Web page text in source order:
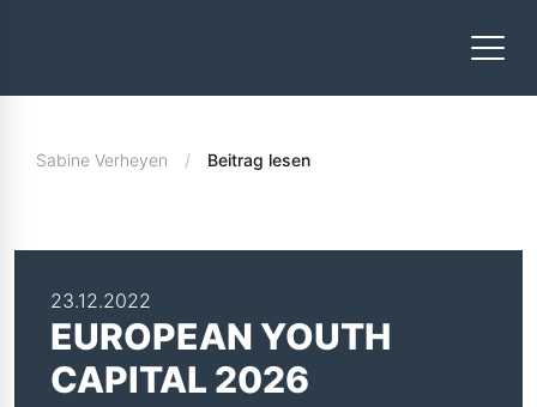
Sabine Verheyen Beitrag lesen
23.12.2022
EUROPEAN YOUTH
CAPITAL 2026